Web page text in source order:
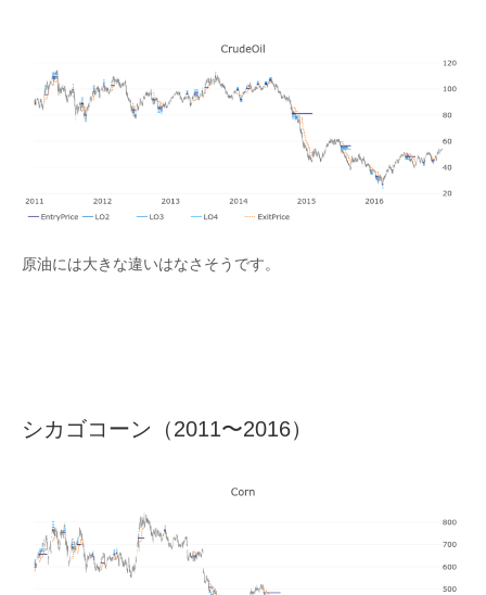
原油には大きな違いはなさそうです。
シカゴコーン（2011〜2016）